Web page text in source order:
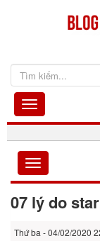
07 lý do
Thứ ba - 04/02/2020